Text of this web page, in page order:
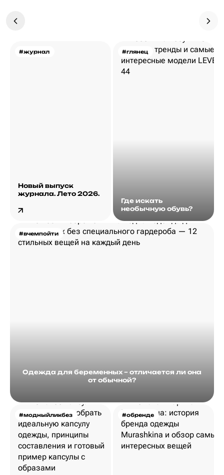
#журнал
Новый выпуск
журнала. Лето 2026.
#глянец
Где искать
необычную обувь?
#вчемпойти
Одежда для беременных – отличается ли она
от обычной?
#модныйликбез #обренде